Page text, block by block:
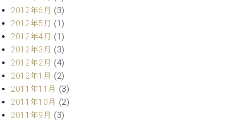
2012年6月 (3)
2012年5月 (1)
2012年4月 (1)
2012年3月 (3)
2012年2月 (4)
2012年1月 (2)
2011年11月 (3)
2011年10月 (2)
2011年9月 (3)